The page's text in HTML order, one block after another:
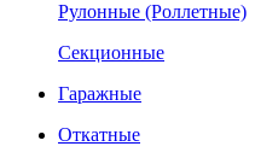
Рулонные (Роллетные)
Секционные
Гаражные
Откатные